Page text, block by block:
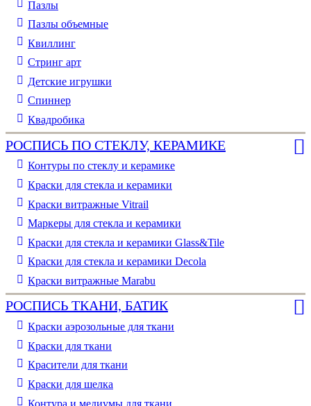
Пазлы
Пазлы объемные
Квиллинг
Стринг арт
Детские игрушки
Спиннер
Квадробика
РОСПИСЬ ПО СТЕКЛУ, КЕРАМИКЕ
Контуры по стеклу и керамике
Краски для стекла и керамики
Краски витражные Vitrail
Маркеры для стекла и керамики
Краски для стекла и керамики Glass&Tile
Краски для стекла и керамики Decola
Краски витражные Marabu
РОСПИСЬ ТКАНИ, БАТИК
Краски аэрозольные для ткани
Краски для ткани
Красители для ткани
Краски для шелка
Контура и медиумы для ткани